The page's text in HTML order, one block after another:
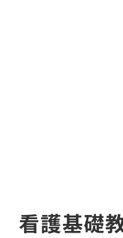
看護基礎